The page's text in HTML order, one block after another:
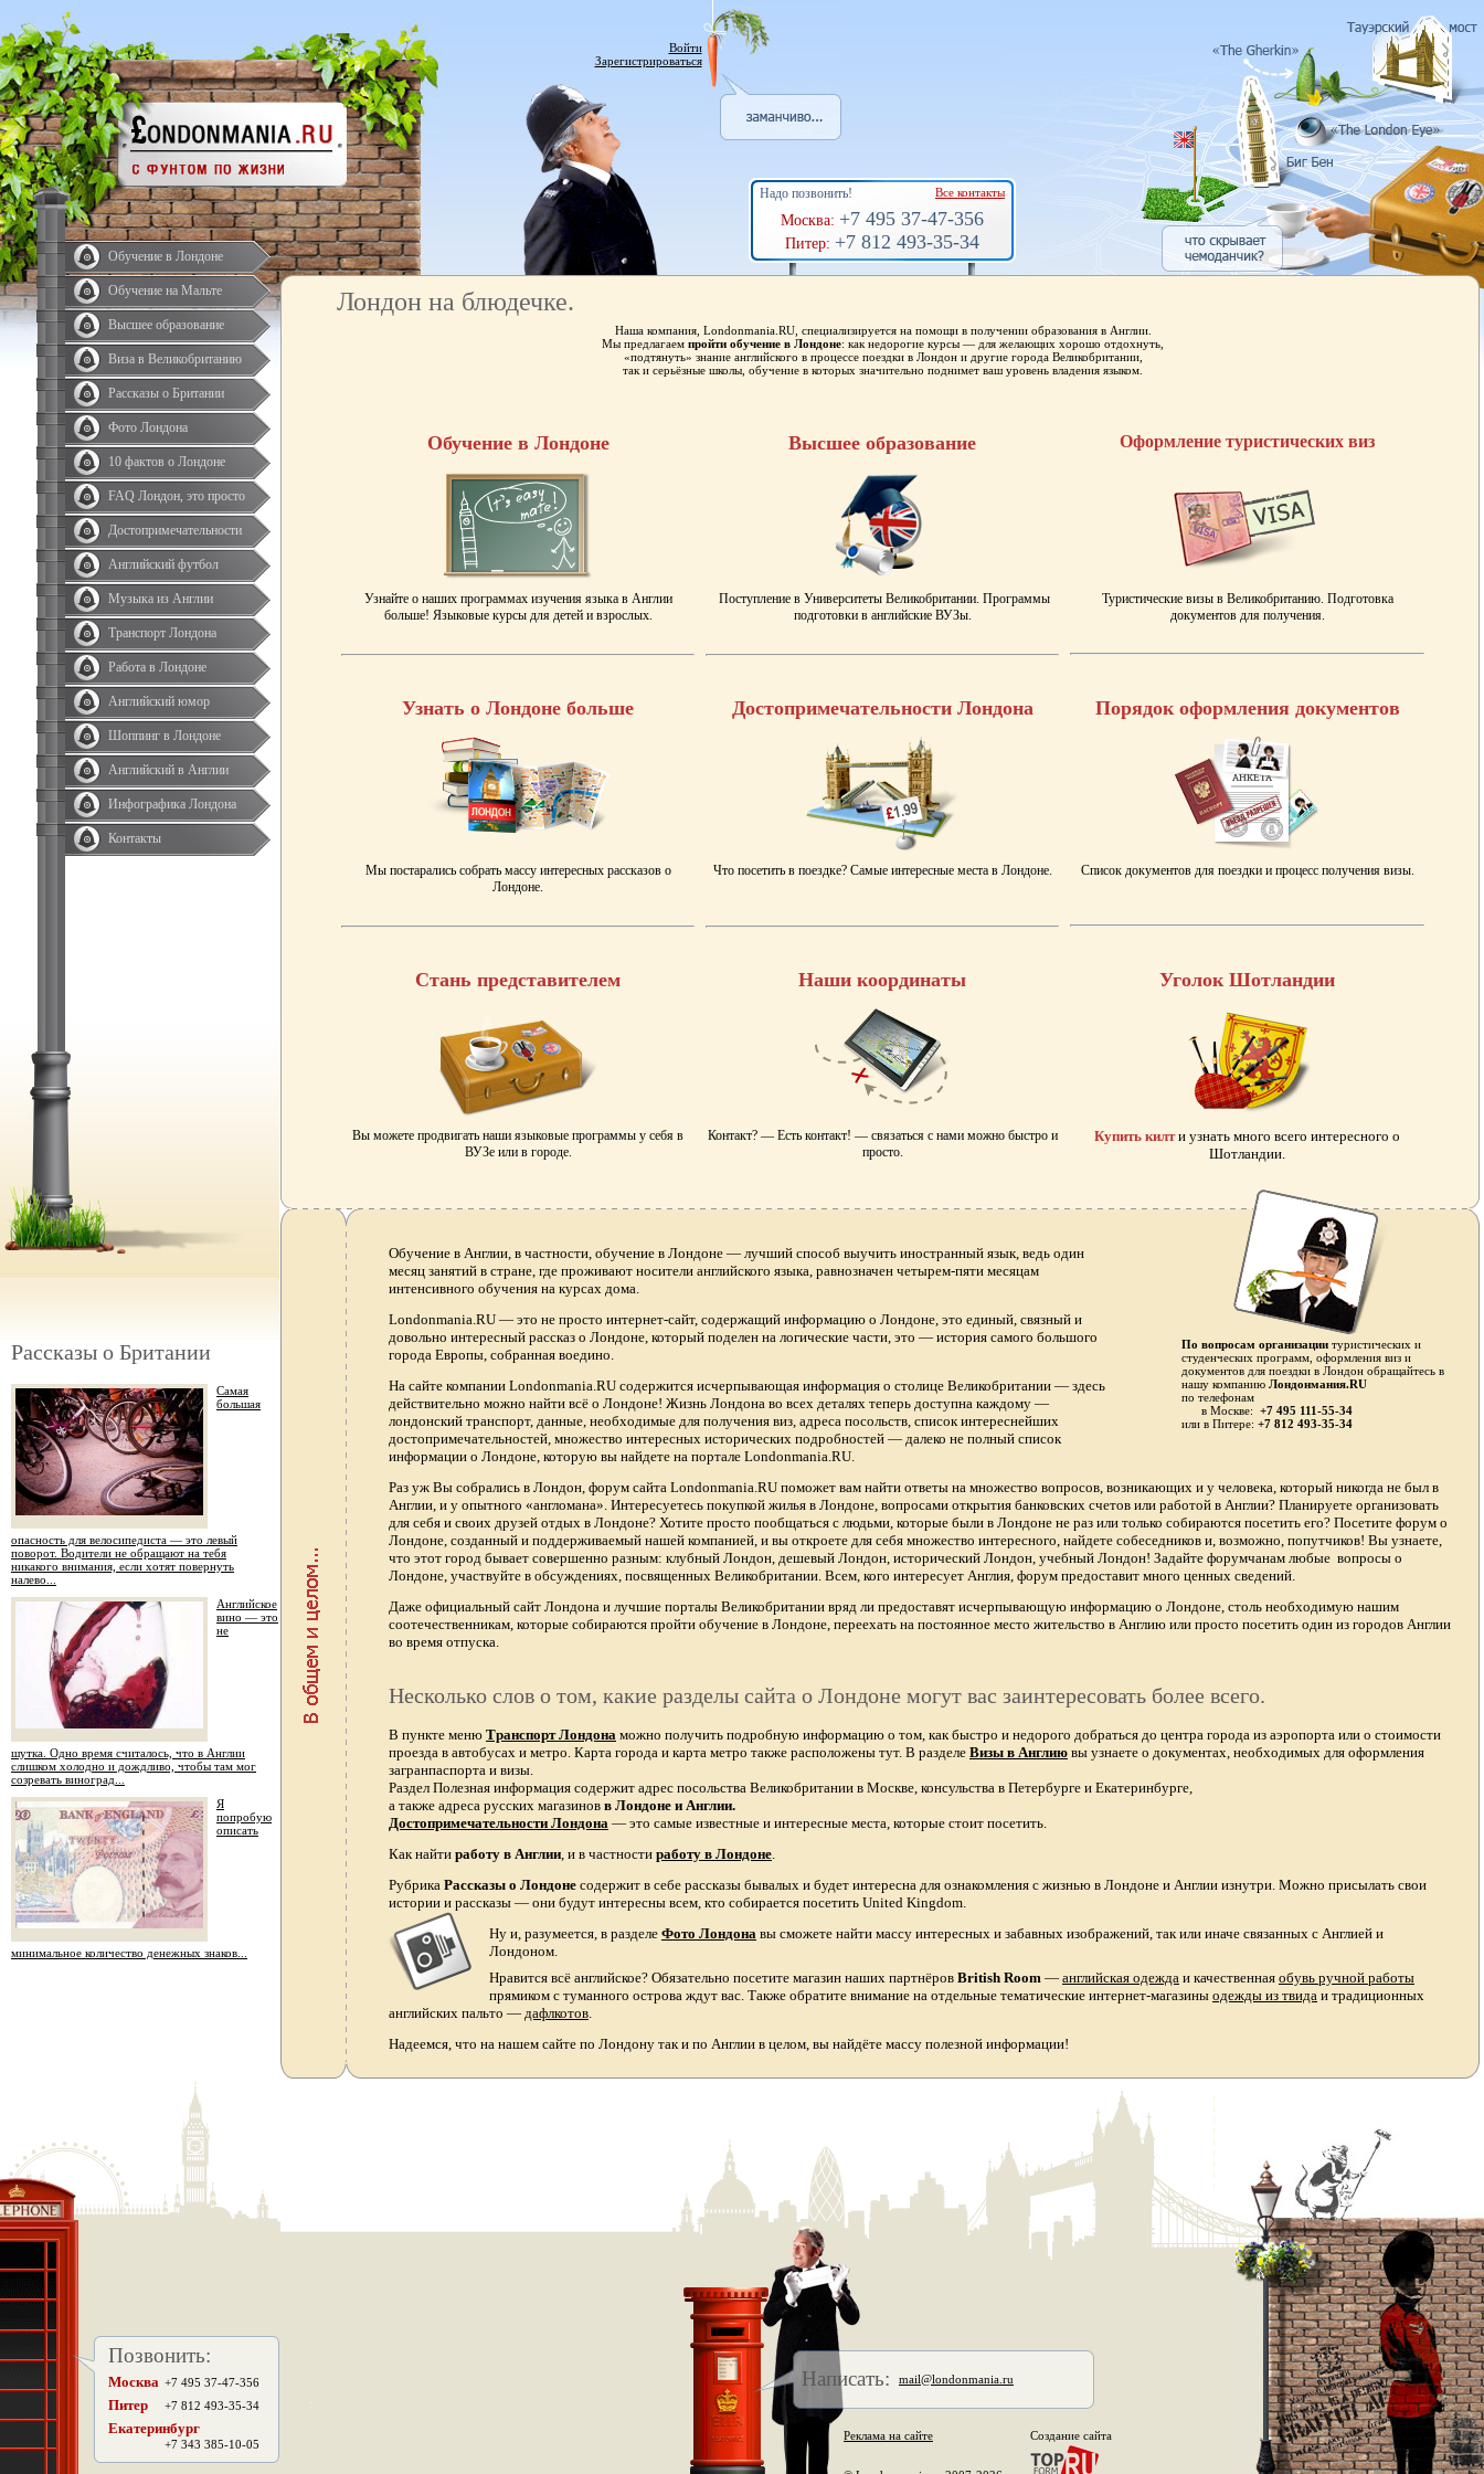
Обучение в Лондоне
Обучение на Мальте
Высшее образование
Виза в Великобританию
Рассказы о Британии
Фото Лондона
10 фактов о Лондоне
FAQ Лондон, это просто
Достопримечательности
Английский футбол
Музыка из Англии
Транспорт Лондона
Работа в Лондоне
Английский юмор
Шоппинг в Лондоне
Английский в Англии
Инфографика Лондона
Контакты
Рассказы о Британии
Самая
большая
опасность для велосипедиста — это левый
поворот. Водители не обращают на тебя
никакого внимания, если хотят повернуть
налево...
Английское
вино — это
не
шутка. Одно время считалось, что в Англии
слишком холодно и дождливо, чтобы там мог
созревать виноград...
Я
попробую
описать
минимальное количество денежных знаков...
Надо позвонить! Все контакты
Москва: +7 495 37-47-356
Питер: +7 812 493-35-34
Войти
Зарегистрироваться
Лондон на блюдечке.
Наша компания, Londonmania.RU, специализируется на помощи в получении образования в Англии.
Мы предлагаем пройти обучение в Лондоне: как недорогие курсы — для желающих хорошо отдохнуть,
«подтянуть» знание английского в процессе поездки в Лондон и другие города Великобритании,
так и серьёзные школы, обучение в которых значительно поднимет ваш уровень владения языком.
Обучение в Лондоне Высшее образование Оформление туристических виз
Узнайте о наших программах изучения языка в Англии
больше! Языковые курсы для детей и взрослых.
Поступление в Университеты Великобритании. Программы
подготовки в английские ВУЗы.
Туристические визы в Великобританию. Подготовка
документов для получения.
Узнать о Лондоне больше Достопримечательности Лондона Порядок оформления документов
Мы постарались собрать массу интересных рассказов о
Лондоне.
Что посетить в поездке? Самые интересные места в Лондоне. Список документов для поездки и процесс получения визы.
Стань представителем Наши координаты Уголок Шотландии
Вы можете продвигать наши языковые программы у себя в
ВУЗе или в городе.
Контакт? — Есть контакт! — связаться с нами можно быстро и
просто.
Купить килти узнать много всего интересного о
Шотландии.
По вопросам организации туристических и
студенческих программ, оформления виз и
документов для поездки в Лондон обращайтесь в
нашу компаниюЛондонмания.RU
по телефонам
в Москве:+7 495 111-55-34
или в Питере: +7 812 493-35-34
Обучение в Англии, в частности, обучение в Лондоне — лучший способ выучить иностранный язык, ведь один
месяц занятий в стране, где проживают носители английского языка, равнозначен четырем-пяти месяцам
интенсивного обучения на курсах дома.
Londonmania.RU — это не просто интернет-сайт, содержащий информацию о Лондоне, это единый, связный и
довольно интересный рассказ о Лондоне, который поделен на логические части, это — история самого большого
города Европы, собранная воедино.
На сайте компании Londonmania.RU содержится исчерпывающая информация о столице Великобритании — здесь
действительно можно найти всё о Лондоне! Жизнь Лондона во всех деталях теперь доступна каждому —
лондонский транспорт, данные, необходимые для получения виз, адреса посольств, список интереснейших
достопримечательностей, множество интересных исторических подробностей — далеко не полный список
информации о Лондоне, которую вы найдете на портале Londonmania.RU.
Раз уж Вы собрались в Лондон, форум сайта Londonmania.RU поможет вам найти ответы на множество вопросов, возникающих и у человека, который никогда не был в
Англии, и у опытного «англомана». Интересуетесь покупкой жилья в Лондоне, вопросами открытия банковских счетов или работой в Англии? Планируете организовать
для себя и своих друзей отдых в Лондоне? Хотите просто пообщаться с людьми, которые были в Лондоне не раз или только собираются посетить его? Посетите форум о
Лондоне, созданный и поддерживаемый нашей компанией, и вы откроете для себя множество интересного, найдете собеседников и, возможно, попутчиков! Вы узнаете,
что этот город бывает совершенно разным: клубный Лондон, дешевый Лондон, исторический Лондон, учебный Лондон! Задайте форумчанам любые вопросы о
Лондоне, участвуйте в обсуждениях, посвященных Великобритании. Всем, кого интересует Англия, форум предоставит много ценных сведений.
Даже официальный сайт Лондона и лучшие порталы Великобритании вряд ли предоставят исчерпывающую информацию о Лондоне, столь необходимую нашим
соотечественникам, которые собираются пройти обучение в Лондоне, переехать на постоянное место жительство в Англию или просто посетить один из городов Англии
во время отпуска.
Несколько слов о том, какие разделы сайта о Лондоне могут вас заинтересовать более всего.
В пункте меню Транспорт Лондона можно получить подробную информацию о том, как быстро и недорого добраться до центра города из аэропорта или о стоимости
проезда в автобусах и метро. Карта города и карта метро также расположены тут. В разделе Визы в Англию вы узнаете о документах, необходимых для оформления
загранпаспорта и визы.
Раздел Полезная информация содержит адрес посольства Великобритании в Москве, консульства в Петербурге и Екатеринбурге,
а также адреса русских магазинов в Лондоне и Англии.
Достопримечательности Лондона — это самые известные и интересные места, которые стоит посетить.
Как найти работу в Англии, и в частности работу в Лондоне.
Рубрика Рассказы о Лондоне содержит в себе рассказы бывалых и будет интересна для ознакомления с жизнью в Лондоне и Англии изнутри. Можно присылать свои
истории и рассказы — они будут интересны всем, кто собирается посетить United Kingdom.
Ну и, разумеется, в разделе Фото Лондона вы сможете найти массу интересных и забавных изображений, так или иначе связанных с Англией и
Лондоном.
Нравится всё английское? Обязательно посетите магазин наших партнёров British Room — английская одежда и качественная обувь ручной работы
прямиком с туманного острова ждут вас. Также обратите внимание на отдельные тематические интернет-магазины одежды из твида и традиционных
английских пальто — дафлкотов.
Надеемся, что на нашем сайте по Лондону так и по Англии в целом, вы найдёте массу полезной информации!
Позвонить:
Москва +7 495 37-47-356
Питер +7 812 493-35-34
Екатеринбург
+7 343 385-10-05
Написать: mail@londonmania.ru
Реклама на сайте Создание сайта